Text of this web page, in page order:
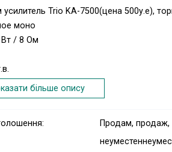
Trio KA-7500(цена 500у.е),
моно
Вт / 8 Ом
очень чистым и прозрачным
фонокорректор
компоненты и регулятор
очень хорошее близкое к
більше опису
Продам,
неуместен